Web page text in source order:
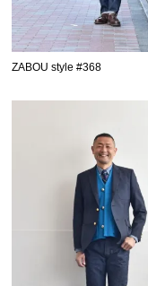
ZABOU style #368